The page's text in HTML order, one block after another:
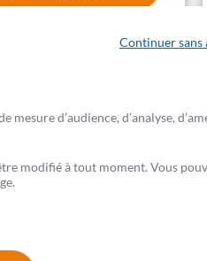
Continuer sans
d’audience, d’analyse,
modifié à tout moment. Vous